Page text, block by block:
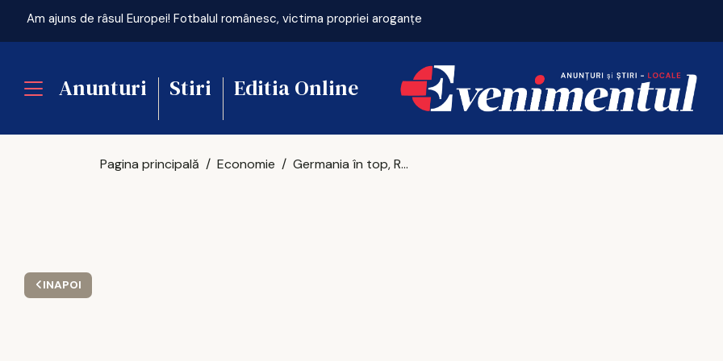
Am ajuns de râsul Europei! Fotbalul românesc, victima propriei aroganțe
Anunturi Stiri Editia Online
INAPOI
Pagina principală Economie Germania în top, România în efort: comparativul modernizării militare în Europa